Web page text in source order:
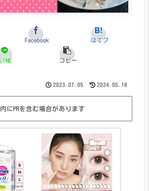
Facebook はてブ
LINE コピー
2023.07.05 2024.05.16
にPRを含む場合があります